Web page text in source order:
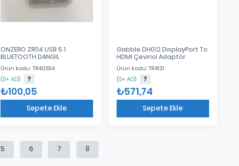
ONZERO ZR114 USB 5.1
BLUETOOTH DANGIL
Ürün kodu: TR40554
(5+ AD)
₺100,05
Sepete Ekle
Gabble DH012 DisplayPort To
HDMI Çevirici Adaptör
Ürün kodu: TR4121
(5+ AD)
₺571,74
Sepete Ekle
5 6 7 8